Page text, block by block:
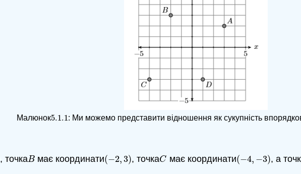
Малюнок5.1.1
5.1.1: Ми можемо представити відношення як сукупність
, точкаB
B має координати(−2, 3)
(−2,3) , точкаC
C має координати(−4, −3)
(−4,−3) , а